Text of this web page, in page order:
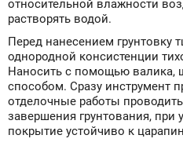
относительной влажности
растворять водой.
Перед нанесением грунтовку
однородной консистенции
Наносить с помощью валика,
способом. Сразу инструмент
отделочные работы
завершения грунтования, при
покрытие устойчиво к